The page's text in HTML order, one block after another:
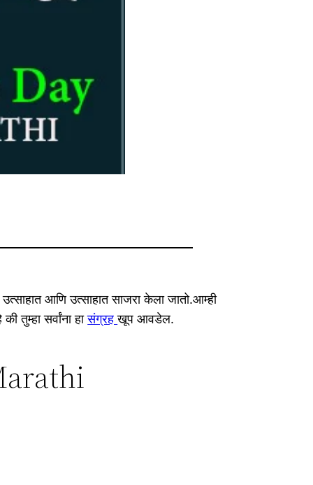
आणि उत्साहात साजरा केला जातो.आम्ही
सर्वांना हासंग्रहखूप आवडेल.